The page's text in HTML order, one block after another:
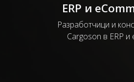
ERP и
Разработчици и
Cargoson в ERP